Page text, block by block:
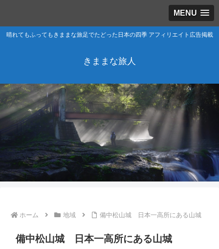
MENU
晴れてもふってもきままな旅足でたどった日本の四季 アフィリエイト広告掲載
きままな旅人
ホーム 地域 備中松山城 日本一高所にある山城
備中松山城 日本一高所にある山城